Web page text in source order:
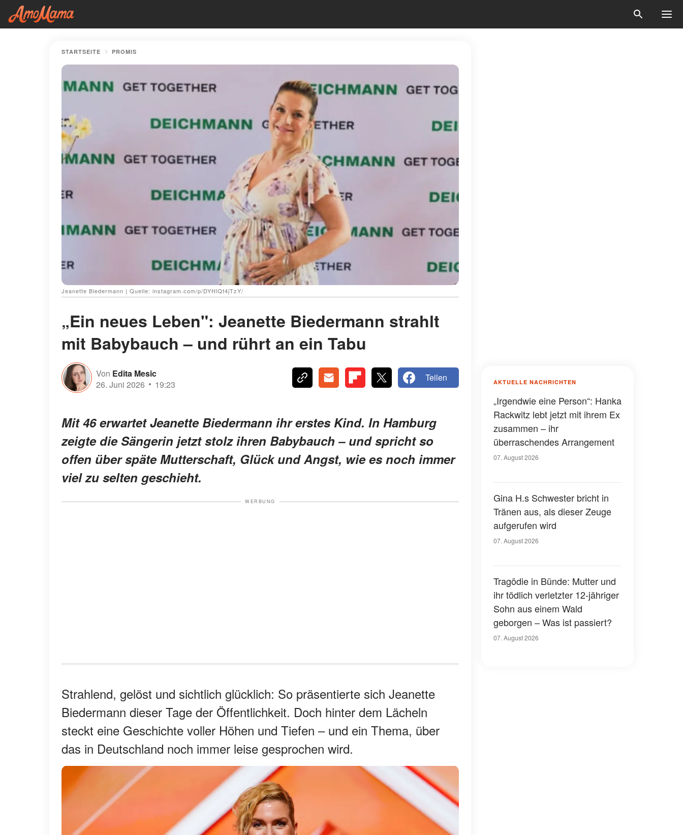
STARTSEITE PROMIS
Jeanette Biedermann | Quelle: instagram.com/p/DYHlQt4jTzY/
„Ein neues Leben": Jeanette Biedermann strahlt
mit Babybauch – und rührt an ein Tabu
Von Edita Mesic
26. Juni 2026
19:23
Teilen
Mit 46 erwartet Jeanette Biedermann ihr erstes Kind. In Hamburg
zeigte die Sängerin jetzt stolz ihren Babybauch – und spricht so
offen über späte Mutterschaft, Glück und Angst, wie es noch immer
viel zu selten geschieht.
WERBUNG
Strahlend, gelöst und sichtlich glücklich: So präsentierte sich Jeanette
Biedermann dieser Tage der Öffentlichkeit. Doch hinter dem Lächeln
steckt eine Geschichte voller Höhen und Tiefen – und ein Thema, über
das in Deutschland noch immer leise gesprochen wird.
AKTUELLE NACHRICHTEN
„Irgendwie eine Person“: Hanka
Rackwitz lebt jetzt mit ihrem Ex
zusammen – ihr
überraschendes Arrangement
07. August 2026
Gina H.s Schwester bricht in
Tränen aus, als dieser Zeuge
aufgerufen wird
07. August 2026
Tragödie in Bünde: Mutter und
ihr tödlich verletzter 12-jähriger
Sohn aus einem Wald
geborgen – Was ist passiert?
07. August 2026